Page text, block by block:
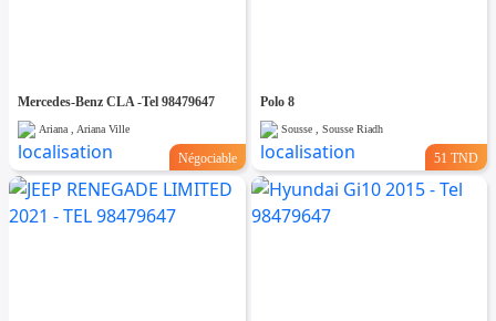
Mercedes-Benz CLA -Tel 98479647
Ariana , Ariana Ville
Négociable
Polo 8
Sousse , Sousse Riadh
51 TND